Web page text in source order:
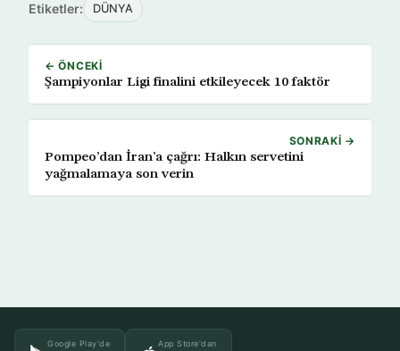
Etiketler: DÜNYA
← ÖNCEKI
Şampiyonlar Ligi finalini etkileyecek 10 faktör
SONRAKI →
Pompeo’dan İran’a çağrı: Halkın servetini
yağmalamaya son verin
Google Play'de App Store'dan